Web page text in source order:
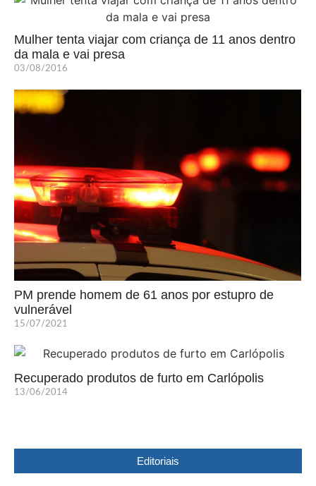
Mulher tenta viajar com criança de 11 anos dentro
da mala e vai presa
03/08/2016
PM prende homem de 61 anos por estupro de
vulnerável
15/07/2021
Recuperado produtos de furto em Carlópolis
13/06/2014
Editoriais